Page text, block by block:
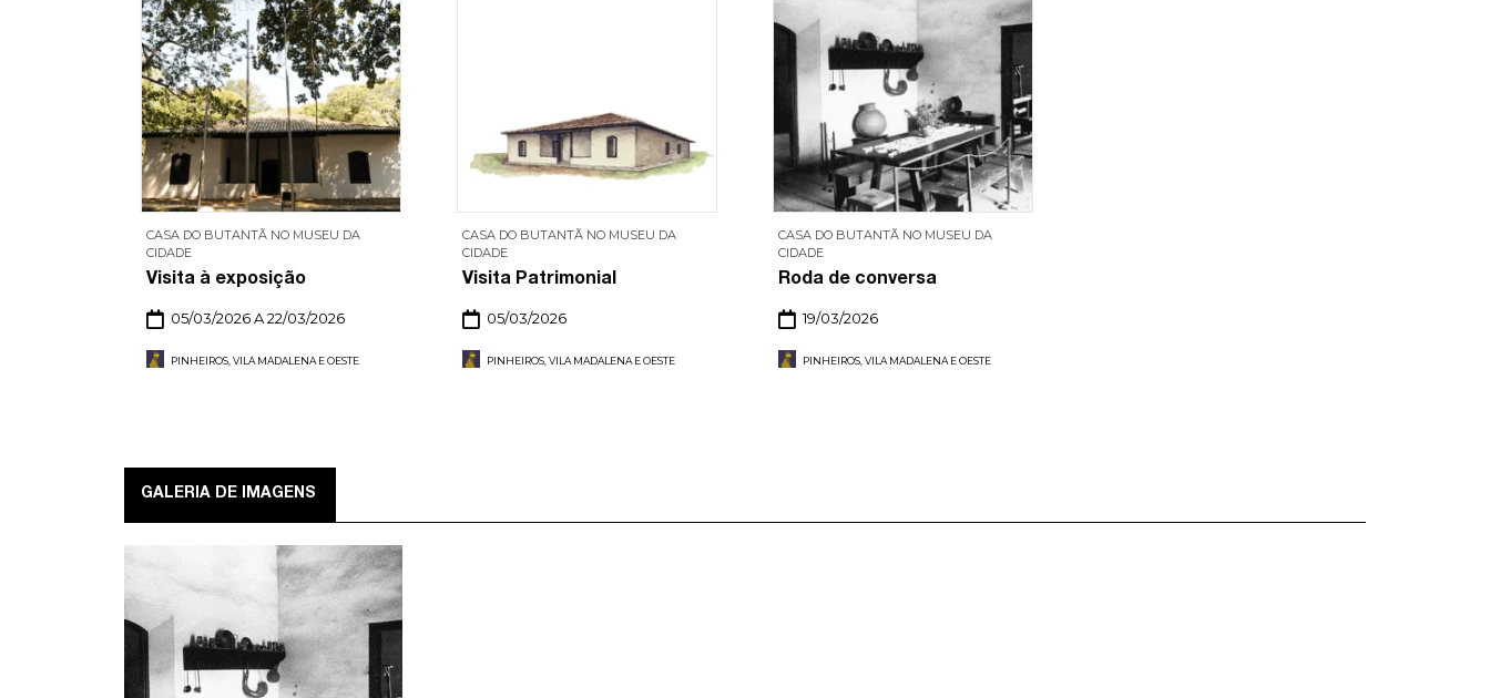
CASA DO BUTANTÃ NO MUSEU DA
CIDADE
Visita à exposição
05/03/2026 A 22/03/2026
PINHEIROS, VILA MADALENA E OESTE
CASA DO BUTANTÃ NO MUSEU DA
CIDADE
Visita Patrimonial
05/03/2026
PINHEIROS, VILA MADALENA E OESTE
CASA DO BUTANTÃ NO MUSEU DA
CIDADE
Roda de conversa
19/03/2026
PINHEIROS, VILA MADALENA E OESTE
GALERIA DE IMAGENS